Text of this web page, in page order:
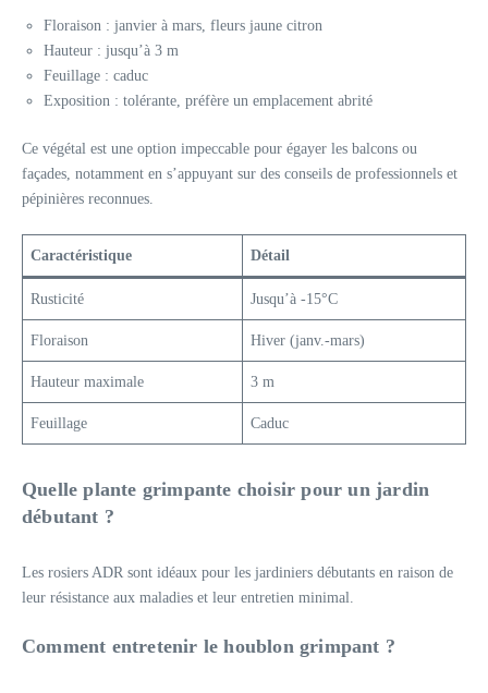
Floraison : janvier à mars, fleurs jaune citron
Hauteur : jusqu’à 3 m
Feuillage : caduc
Exposition : tolérante, préfère un emplacement abrité
Ce végétal est une option impeccable pour égayer les balcons ou
façades, notamment en s’appuyant sur des conseils de professionnels et
pépinières reconnues.
Caractéristique Détail
Rusticité Jusqu’à -15°C
Floraison Hiver (janv.-mars)
Hauteur maximale 3 m
Feuillage Caduc
Quelle plante grimpante choisir pour un jardin
débutant ?
Les rosiers ADR sont idéaux pour les jardiniers débutants en raison de
leur résistance aux maladies et leur entretien minimal.
Comment entretenir le houblon grimpant ?